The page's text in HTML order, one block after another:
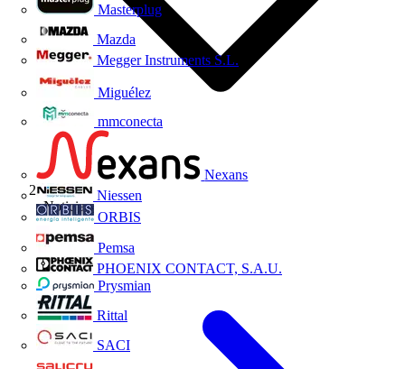
Masterplug
Mazda
Megger Instruments S.L.
Miguélez
mmconecta
Nexans
Niessen
ORBIS
Pemsa
PHOENIX CONTACT, S.A.U.
Prysmian
Rittal
SACI
Noticias